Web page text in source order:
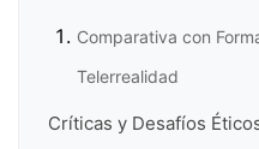
Comparativa con
Telerrealidad
Críticas y Desafíos